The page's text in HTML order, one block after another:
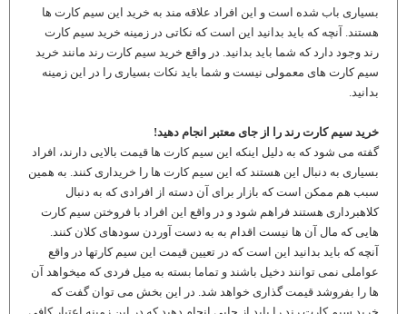
بسیاری باب شده است و این افراد علاقه مند به خرید این سیم کارت ها
هستند. آنچه که باید بدانید این است که نکاتی در زمینه خرید سیم کارت
رند وجود دارد که شما باید بدانید. در واقع خرید سیم کارت رند مانند خرید
سیم کارت های معمولی نیست و شما باید نکات بسیاری را در این زمینه
بدانید.
خرید سیم کارت رند را از جای معتبر انجام دهید!
گفته می شود که به دلیل اینکه این سیم کارت ها قیمت بالایی دارند، افراد
بسیاری به دنبال این هستند که این سیم کارت ها را خریداری کنند. به همین
سبب هم ممکن است که بازار برای آن دسته از افرادی که به دنبال
کلاهبرداری هستند فراهم شود و در واقع این افراد با فروختن سیم کارت
هایی که مال آن ها نیست اقدام به به دست آوردن سودهای کلان کنند.
آنچه که باید بدانید این است که در تعیین قیمت این سیم کارتها در واقع
عواملی نمی توانند دخیل باشند و تماما بسته به میل فردی که میخواهد آن
ها را بفروشد قیمت گذاری خواهد شد. در این بخش می توان گفت که